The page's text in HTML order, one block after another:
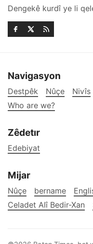
Dengekê kurdî ye li
Navigasyon
Destpêk Nûçe Nivîs
Who are we?
Zêdetır
Edebiyat
Mijar
Nûçe bername
Celadet Alî Bedir-Xan